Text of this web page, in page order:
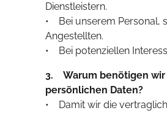
Dienstleistern.
• Bei unserem Personal,
Angestellten.
• Bei potenziellen
3. Warum benötigen wir
persönlichen Daten?
• Damit wir die